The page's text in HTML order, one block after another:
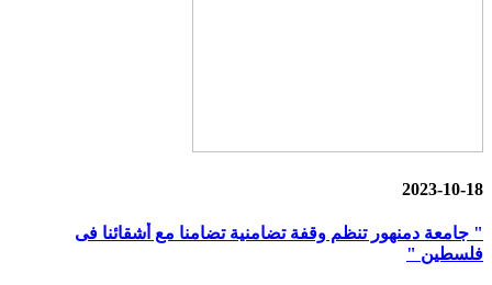
2023-10-18
" جامعة دمنهور تنظم وقفة تضامنية تضامنا مع أشقائنا فى
فلسطين "